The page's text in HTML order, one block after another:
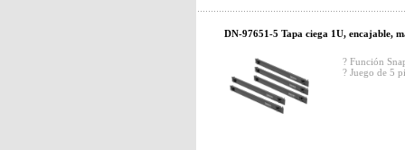
DN-97651-5 Tapa ciega 1U, encajable,
? Función
? Juego de 5